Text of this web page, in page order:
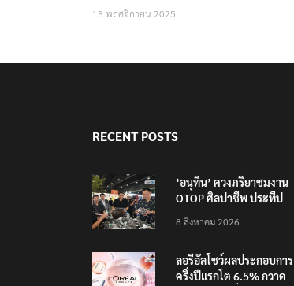
13 พฤศจิกายน 2025
RECENT POSTS
‘อนุทิน’ ควงภริยาชมงาน
OTOP ศิลปาชีพ ประทีป
8 สิงหาคม 2026
ลอรีอัลโชว์ผลประกอบการ
ครึ่งปีแรกโต 6.5% กวาด